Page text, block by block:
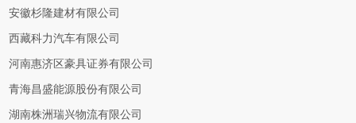
安徽杉隆建材有限公司
西藏科力汽车有限公司
河南惠济区豪具证券有限公司
青海昌盛能源股份有限公司
湖南株洲瑞兴物流有限公司